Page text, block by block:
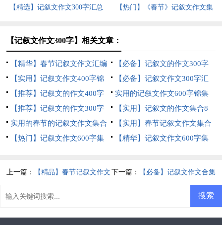
【精选】记叙文作文300字汇总
【热门】《春节》记叙文作文集
【记叙文作文300字】相关文章：
【精华】春节记叙文作文汇编
十篇
【必备】记叙文的作文300字
汇总5篇
【实用】记叙文作文400字锦
集七篇
【必备】记叙文作文300字汇
编八篇
【推荐】记叙文的作文400字
汇总十篇
实用的记叙文作文600字锦集
六篇
【推荐】记叙文的作文300字
集合7篇
【实用】记叙文的作文集合8
篇
实用的春节的记叙文作文集合
七篇
【实用】春节记叙文作文集合
九篇
【热门】记叙文作文600字集
【精华】记叙文作文600字集
上一篇： 【精品】春节记叙文作文 下一篇： 【必备】记叙文作文合集